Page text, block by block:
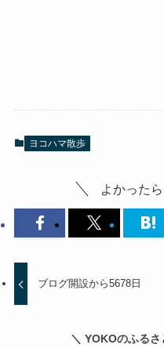
ヨコハマ散歩
よかった
ブログ開設から5678日
＼ YOKOのふる